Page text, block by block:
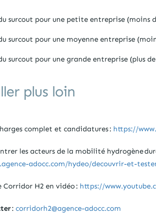
surcout pour une petite entreprise (moins
surcout pour une moyenne entreprise
surcout pour une grande entreprise (plus
plus loin
complet et candidatures : https://
les acteurs de la mobilité hydrogène
adocc.com/hydeo/decouvrir-et-
Corridor H2 en vidéo : https://
: corridorh2@agence-adocc.com